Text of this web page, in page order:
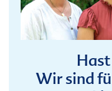
Wir sind